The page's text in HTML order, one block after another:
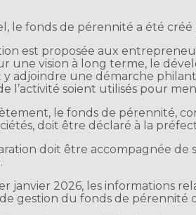
le fonds de pérennité a été créé
est proposée aux
une vision à long terme, le
y adjoindre une démarche
l’activité soient utilisés pour
le fonds de pérennité,
doit être déclaré à la
doit être accompagnée de
janvier 2026, les informations
gestion du fonds de pérennité